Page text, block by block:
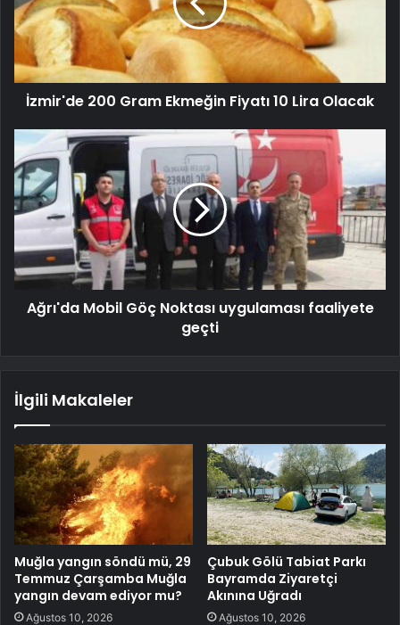
İzmir'de 200 Gram Ekmeğin Fiyatı 10 Lira Olacak
Ağrı'da Mobil Göç Noktası uygulaması faaliyete
geçti
İlgili Makaleler
Muğla yangın söndü mü, 29
Temmuz Çarşamba Muğla
yangın devam ediyor mu?
Ağustos 10, 2026
Çubuk Gölü Tabiat Parkı
Bayramda Ziyaretçi
Akınına Uğradı
Ağustos 10, 2026